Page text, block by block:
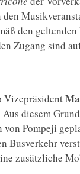
den
Zugang sind
Vizepräsident
diesem
Pompeji
Busverkehr
zusätzliche